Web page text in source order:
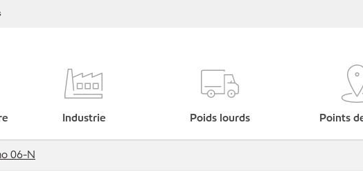
Industrie Poids lourds Points
06-N